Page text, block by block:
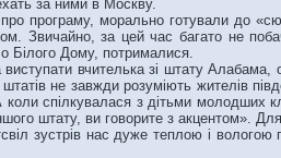
за ними в Москву.
програму, морально готували до
Звичайно, за цей час багато не
Білого Дому, потрималися.
вчителька зі штату Алабама,
не завжди розуміють жителів
спілкувалася з дітьми молодших
штату, ви говорите з акцентом».
зустрів нас дуже теплою і